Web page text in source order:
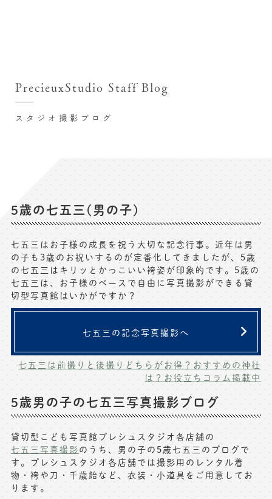
七五三お参り用着物レンタル
お宮参り写真撮影
ハーフバースデー撮影
卒業袴･卒業写真撮影
入園入学･卒園卒業記念撮影
ハーフ成人式･10歳の祝い記念撮影
家族写真･記念写真撮影
ペット写真撮影
初節句記念写真撮影
フレンド記念撮影
フォトウェディング
記念撮影コラム
よくある質問
写真商品一覧
キャンペーン･限定プラン情報
無料会員登録
料金シミュレーション
お問い合わせ窓口
スタジオ撮影ブログ
PrecieuxStudio Staff Blog
5歳の七五三(男の子)
七五三はお子様の成長を祝う大切な記念行事。近年は男
の子も3歳のお祝いするのが定番化してきましたが、5歳
の七五三はキリッとかっこいい袴姿が印象的です。5歳の
七五三は、お子様のペースで自由に写真撮影ができる貸
切型写真館はいかがですか？
七五三の記念写真撮影へ
七五三は前撮りと後撮りどちらがお得？おすすめの神社
は？お役立ちコラム掲載中
5歳男の子の七五三写真撮影ブログ
貸切型こども写真館プレシュスタジオ各店舗の
七五三写真撮影のうち、男の子の5歳七五三のブログで
す。プレシュスタジオ各店舗では撮影用のレンタル着
物・袴や刀・千歳飴など、衣装・小道具をご用意してお
ります。